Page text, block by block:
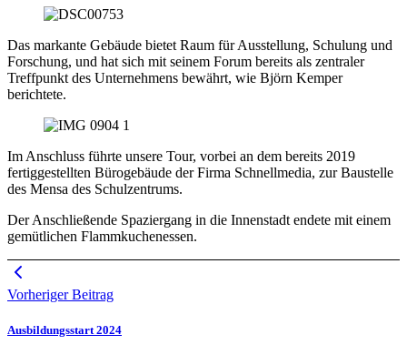
Das markante Gebäude bietet Raum für Ausstellung, Schulung und
Forschung, und hat sich mit seinem Forum bereits als zentraler
Treffpunkt des Unternehmens bewährt, wie Björn Kemper
berichtete.
Im Anschluss führte unsere Tour, vorbei an dem bereits 2019
fertiggestellten Bürogebäude der Firma Schnellmedia, zur Baustelle
des Mensa des Schulzentrums.
Der Anschließende Spaziergang in die Innenstadt endete mit einem
gemütlichen Flammkuchenessen.
Vorheriger Beitrag
Ausbildungsstart 2024